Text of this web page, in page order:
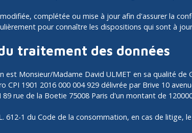
complétée ou mise à jour afin d'assurer la
pour connaître les dispositions qui sont à
traitement des données
Monsieur/Madame David ULMET en sa qualité de
CPI 1901 2016 000 004 929 délivrée par Brive 10
89 rue de la Boetie 75008 Paris d'un montant de
612-1 du Code de la consommation, en cas de